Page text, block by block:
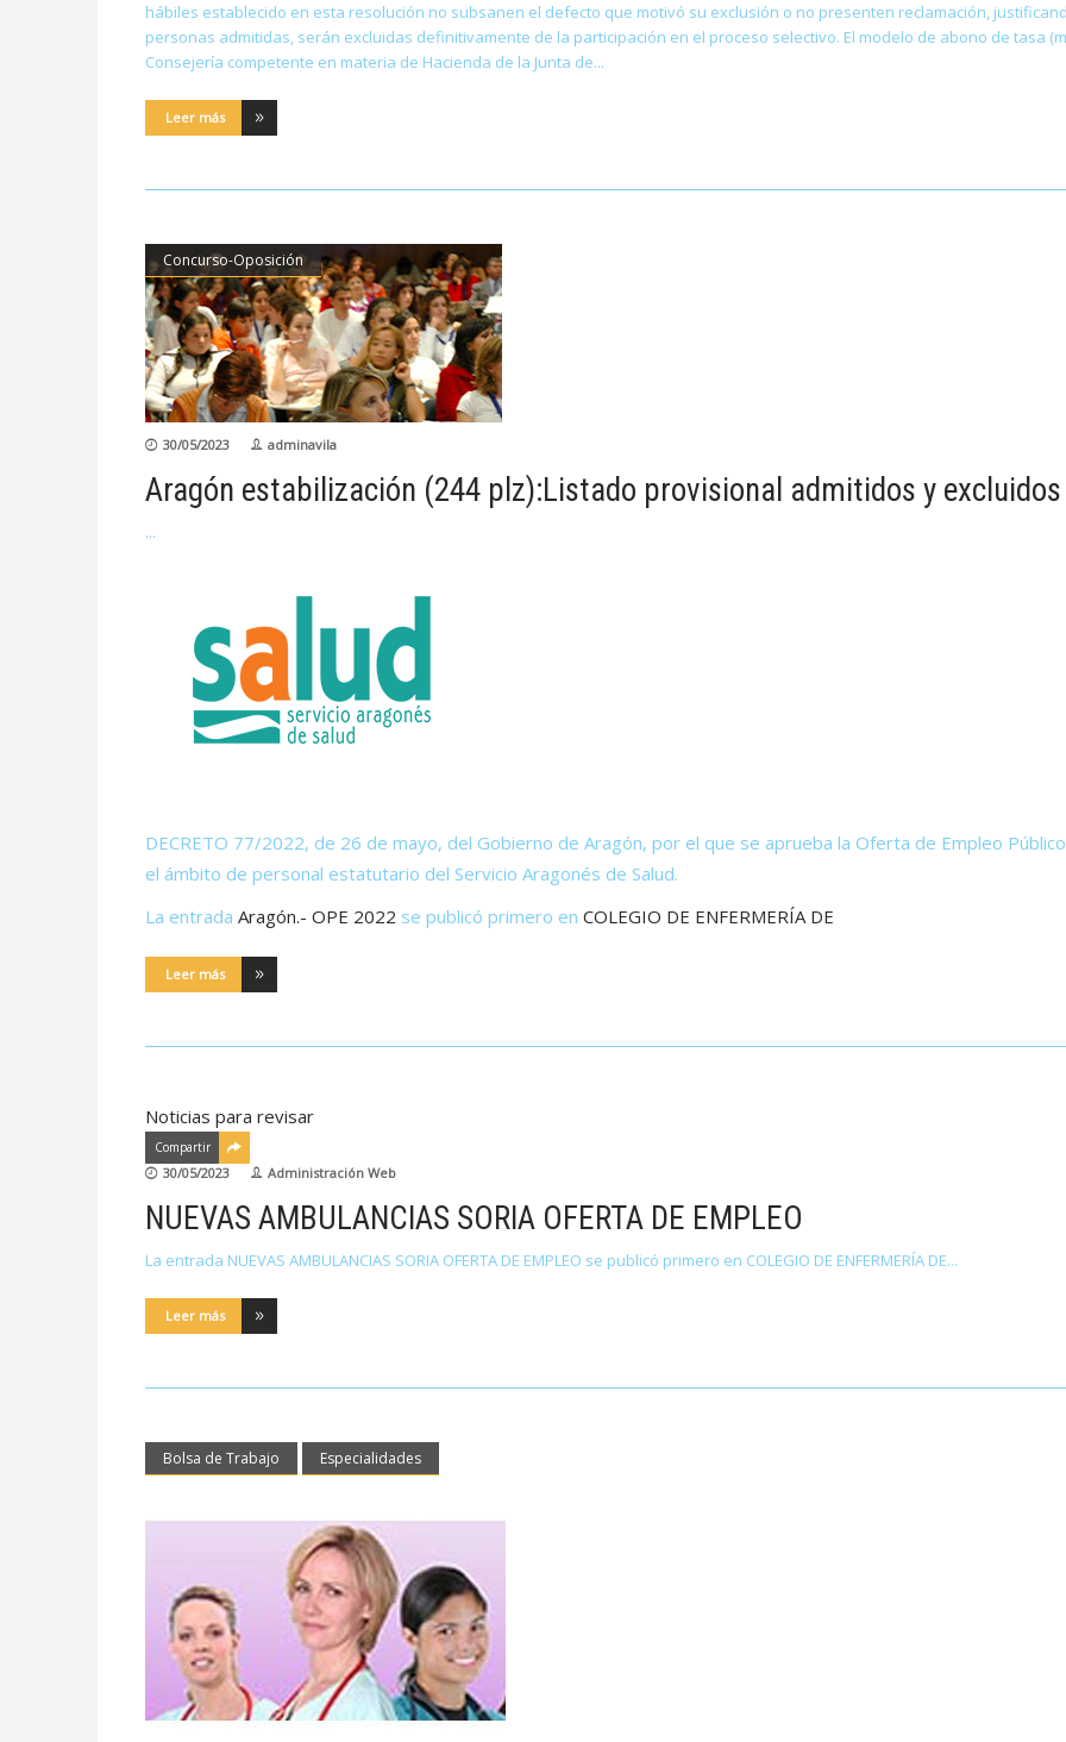
hábiles establecido en esta resolución no subsanen el defecto que motivó su exclusión o no presenten reclamación,
personas admitidas, serán excluidas definitivamente de la participación en el proceso selectivo. El modelo de abono de tasa
Consejería competente en materia de Hacienda de la Junta de
Leer más
Concurso-Oposición
30/05/2023 adminavila
Aragón estabilización (244 plz):Listado provisional admitidos y excluidos
DECRETO 77/2022, de 26 de mayo, del Gobierno de Aragón, por el que se aprueba la Oferta de Empleo
el ámbito de personal estatutario del Servicio Aragonés de Salud.
La entrada Aragón.- OPE 2022 se publicó primero en COLEGIO DE ENFERMERÍA DE
Leer más
Noticias para revisar
Compartir
30/05/2023 Administración Web
NUEVAS AMBULANCIAS SORIA OFERTA DE EMPLEO
La entrada NUEVAS AMBULANCIAS SORIA OFERTA DE EMPLEO se publicó primero en COLEGIO DE ENFERMERÍA DE
Leer más
Bolsa de Trabajo Especialidades